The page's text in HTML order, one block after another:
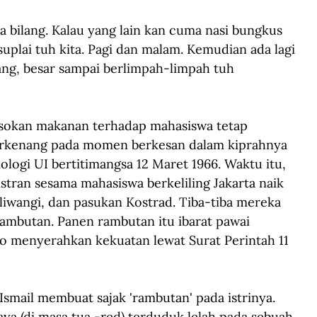
bilang. Kalau yang lain kan cuma nasi bungkus
tuh kita. Pagi dan malam. Kemudian ada lagi
besar sampai berlimpah-limpah tuh
makanan terhadap mahasiswa tetap
pada momen berkesan dalam kiprahnya
UI bertitimangsa 12 Maret 1966. Waktu itu,
sesama mahasiswa berkeliling Jakarta naik
dan pasukan Kostrad. Tiba-tiba mereka
Panen rambutan itu ibarat pawai
menyerahkan kekuatan lewat Surat Perintah 11
membuat sajak 'rambutan' pada istrinya.